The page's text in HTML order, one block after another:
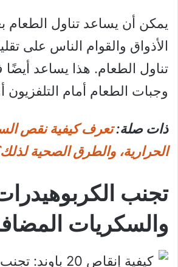
يمكن أن يساعد تناول الطعام
الأذواق والقوام الناس على
تناول الطعام. هذا يساعد
وجبات الطعام أمام التلفزيون
ذات صلة:تعرف كيفية نقص
الحرارية، والطرق الصحية
تجنب
والسكريات